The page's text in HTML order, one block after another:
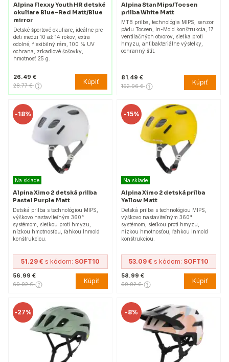
Alpina Flexxy Youth HR detské
okuliare Blue-Red Matt/Blue
mirror
Detské športové okuliare, ideálne pre
deti medzi 10 až 14 rokov, extra
odolné, flexibilný rám, 100 % UV
ochrana, zrkadlové šošovky,
hmotnosť 25 g.
26.49 €
28.77 € Kúpiť
Alpina Stan Mips/Tocsen
prilba White Matt
MTB prilba, technológia MIPS, senzor
pádu Tocsen, In-Mold konštrukcia, 17
ventilačných otvorov, sieťka proti
hmyzu, antibakteriálne výstelky,
ochranný štít.
81.49 €
192.96 € Kúpiť
-18%
Na sklade
Alpina Ximo 2 detská prilba
Pastel Purple Matt
Detská prilba s technológiou MIPS,
výškovo nastaviteľným 360°
systémom, sieťkou proti hmyzu,
nízkou hmotnosťou, ľahkou Inmold
konštrukciou.
51.29 € s kódom: SOFT10
56.99 €
69.92 € Kúpiť
-15%
Na sklade
Alpina Ximo 2 detská prilba
Yellow Matt
Detská prilba s technológiou MIPS,
výškovo nastaviteľným 360°
systémom, sieťkou proti hmyzu,
nízkou hmotnosťou, ľahkou Inmold
konštrukciou.
53.09 € s kódom: SOFT10
58.99 €
69.92 € Kúpiť
-27% -8%